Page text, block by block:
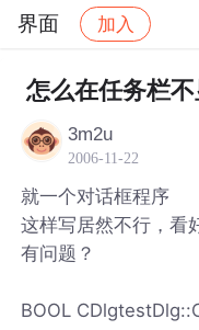
界面 加入
社区 界面 帖
怎么在任务栏
3m2u
2006-11-22
就一个对话框程序
这样写居然不行，看
有问题？
BOOL